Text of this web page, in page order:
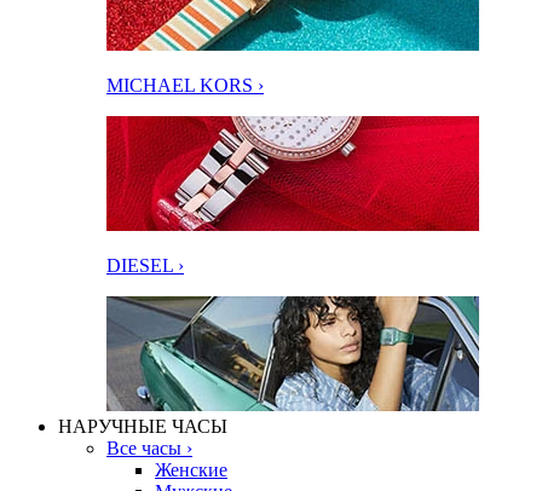
MICHAEL KORS ›
DIESEL ›
НАРУЧНЫЕ ЧАСЫ
Все часы ›
Женские